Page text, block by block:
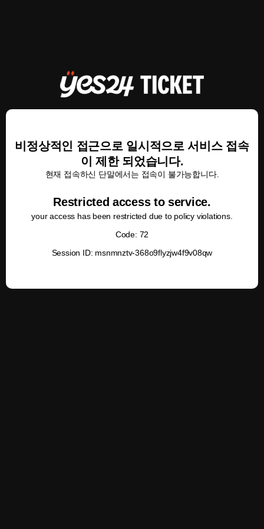
비정상적인 접근으로 일시적으로 서비스 접속
이 제한 되었습니다.
현재 접속하신 단말에서는 접속이 불가능합니다.
Restricted access to service.
your access has been restricted due to policy violations.
Code: 72
Session ID: msnmnztv-368o9flyzjw4f9v08qw